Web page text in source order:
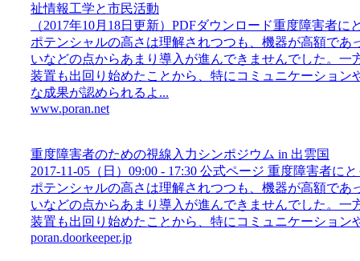
祉情報工学と市民活動
（2017年10月18日更新）PDFダウンロード重度障害者
ポテンシャルの高さは理解されつつも、機器が高額であ
いなどの点からあまり導入が進んできませんでした。一
装置も出回り始めたことから、特にコミュニケーション
な成果が認められるよ...
www.poran.net
重度障害者のための視線入力シンポジウム in 出雲国
2017-11-05（日）09:00 - 17:30 公式ページ 重度障害者に
ポテンシャルの高さは理解されつつも、機器が高額であ
いなどの点からあまり導入が進んできませんでした。一
装置も出回り始めたことから、特にコミュニケーション
poran.doorkeeper.jp